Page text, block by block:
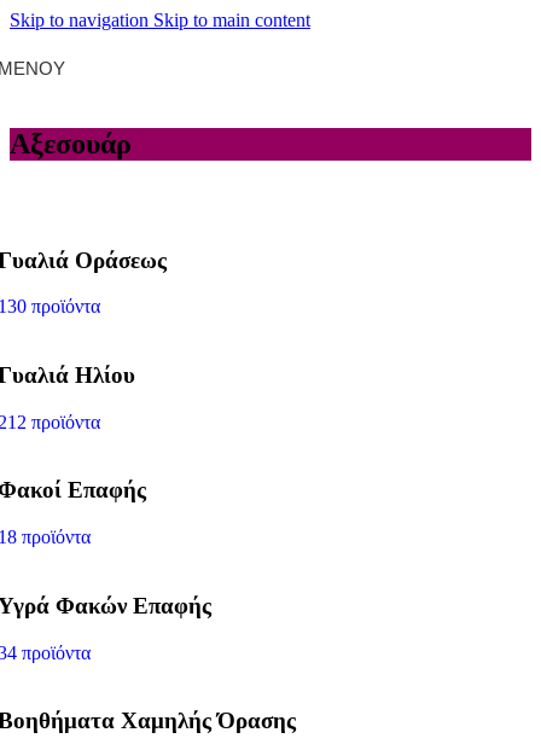
Skip to navigation Skip to main content
Αξεσουάρ
Οράσεως
προϊόντα
Ηλίου
προϊόντα
Επαφής
προϊόντα
Φακών Επαφής
προϊόντα
Χαμηλής Όρασης